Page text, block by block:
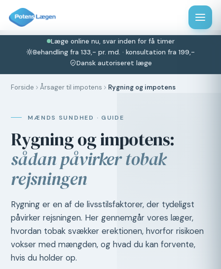
Læge online nu, svar inden for få timer
Behandling fra 133,- pr. md. · konsultation fra 199,-
Dansk autoriseret læge
Forside Årsager til impotens Rygning og impotens
MÆNDS SUNDHED · GUIDE
Rygning og impotens:
sådan påvirker tobak
rejsningen
Rygning er en af de livsstilsfaktorer, der tydeligst
påvirker rejsningen. Her gennemgår vores læger,
hvordan tobak svækker erektionen, hvorfor risikoen
vokser med mængden, og hvad du kan forvente,
hvis du holder op.